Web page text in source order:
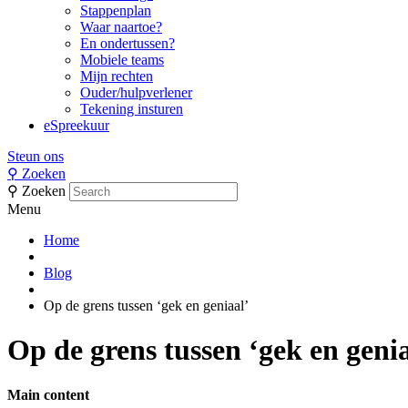
Stappenplan
Waar naartoe?
En ondertussen?
Mobiele teams
Mijn rechten
Ouder/hulpverlener
Tekening insturen
eSpreekuur
Steun ons
⚲ Zoeken
⚲ Zoeken
Menu
Home
Blog
Op de grens tussen ‘gek en geniaal’
Op de grens tussen ‘gek en
Main content